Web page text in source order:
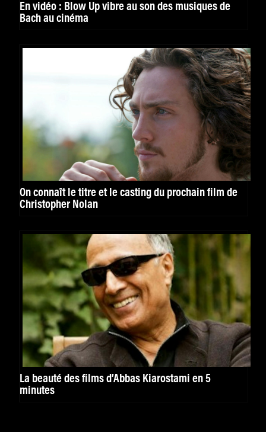
En vidéo : Blow Up vibre au son des musiques de
Bach au cinéma
On connaît le titre et le casting du prochain film de
Christopher Nolan
La beauté des films d’Abbas Kiarostami en 5
minutes